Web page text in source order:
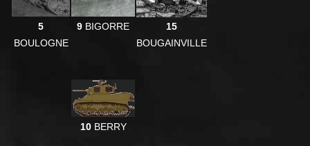
5
BOULOGNE
9 BIGORRE
15
BOUGAINVILLE
10BERRY